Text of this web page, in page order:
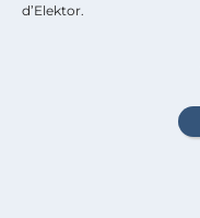
d’Elektor.